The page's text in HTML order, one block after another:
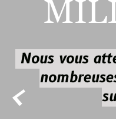

Nous vous